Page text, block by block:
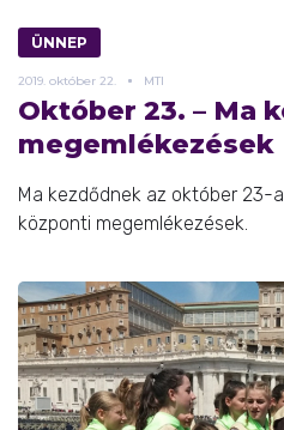
ÜNNEP
2019. október 22. MTI
Október 23. – Ma
megemlékezések
Ma kezdődnek az október 23-
központi megemlékezések.